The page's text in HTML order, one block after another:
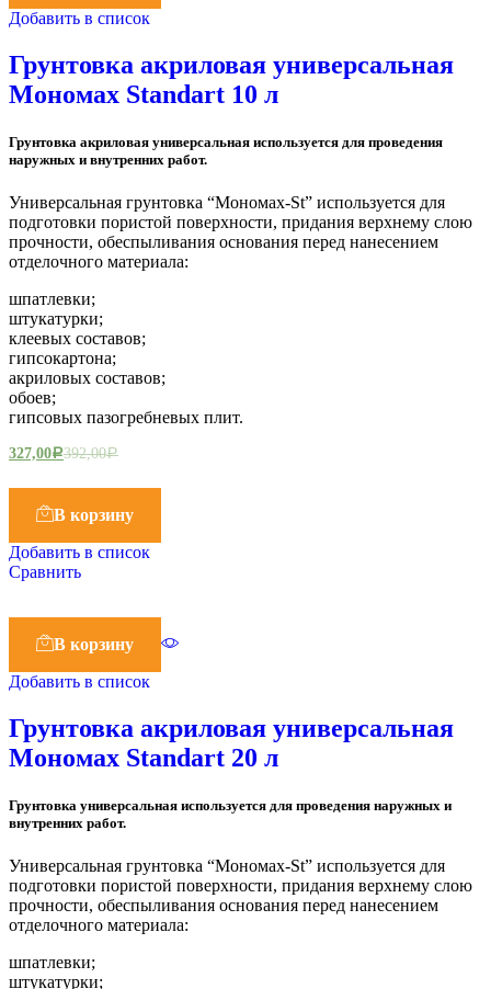
Добавить в список
Грунтовка акриловая универсальная
Мономах Standart 10 л
Грунтовка акриловая универсальная используется для проведения
наружных и внутренних работ.
Универсальная грунтовка “Мономах-St” используется для
подготовки пористой поверхности, придания верхнему слою
прочности, обеспыливания основания перед нанесением
отделочного материала:
шпатлевки;
штукатурки;
клеевых составов;
гипсокартона;
акриловых составов;
обоев;
гипсовых пазогребневых плит.
327,00Р392,00Р
В корзину
Добавить в список
Сравнить
В корзину
Добавить в список
Грунтовка акриловая универсальная
Мономах Standart 20 л
Грунтовка универсальная используется для проведения наружных и
внутренних работ.
Универсальная грунтовка “Мономах-St” используется для
подготовки пористой поверхности, придания верхнему слою
прочности, обеспыливания основания перед нанесением
отделочного материала:
шпатлевки;
штукатурки;